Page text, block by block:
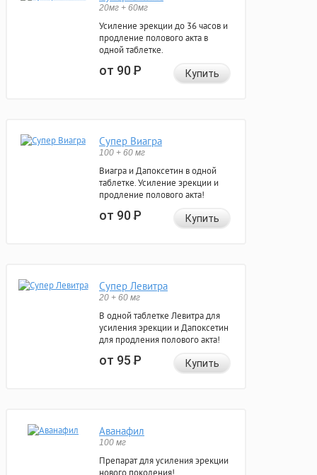
20мг + 60мг
Усиление эрекции до 36 часов и
продление полового акта в
одной таблетке.
от 90Р Купить
Супер Виагра
100 + 60 мг
Виагра и Дапоксетин в одной
таблетке. Усиление эрекции и
продление полового акта!
от 90Р Купить
Супер Левитра
20 + 60 мг
В одной таблетке Левитра для
усиления эрекции и Дапоксетин
для продления полового акта!
от 95Р Купить
Аванафил
100 мг
Препарат для усиления эрекции